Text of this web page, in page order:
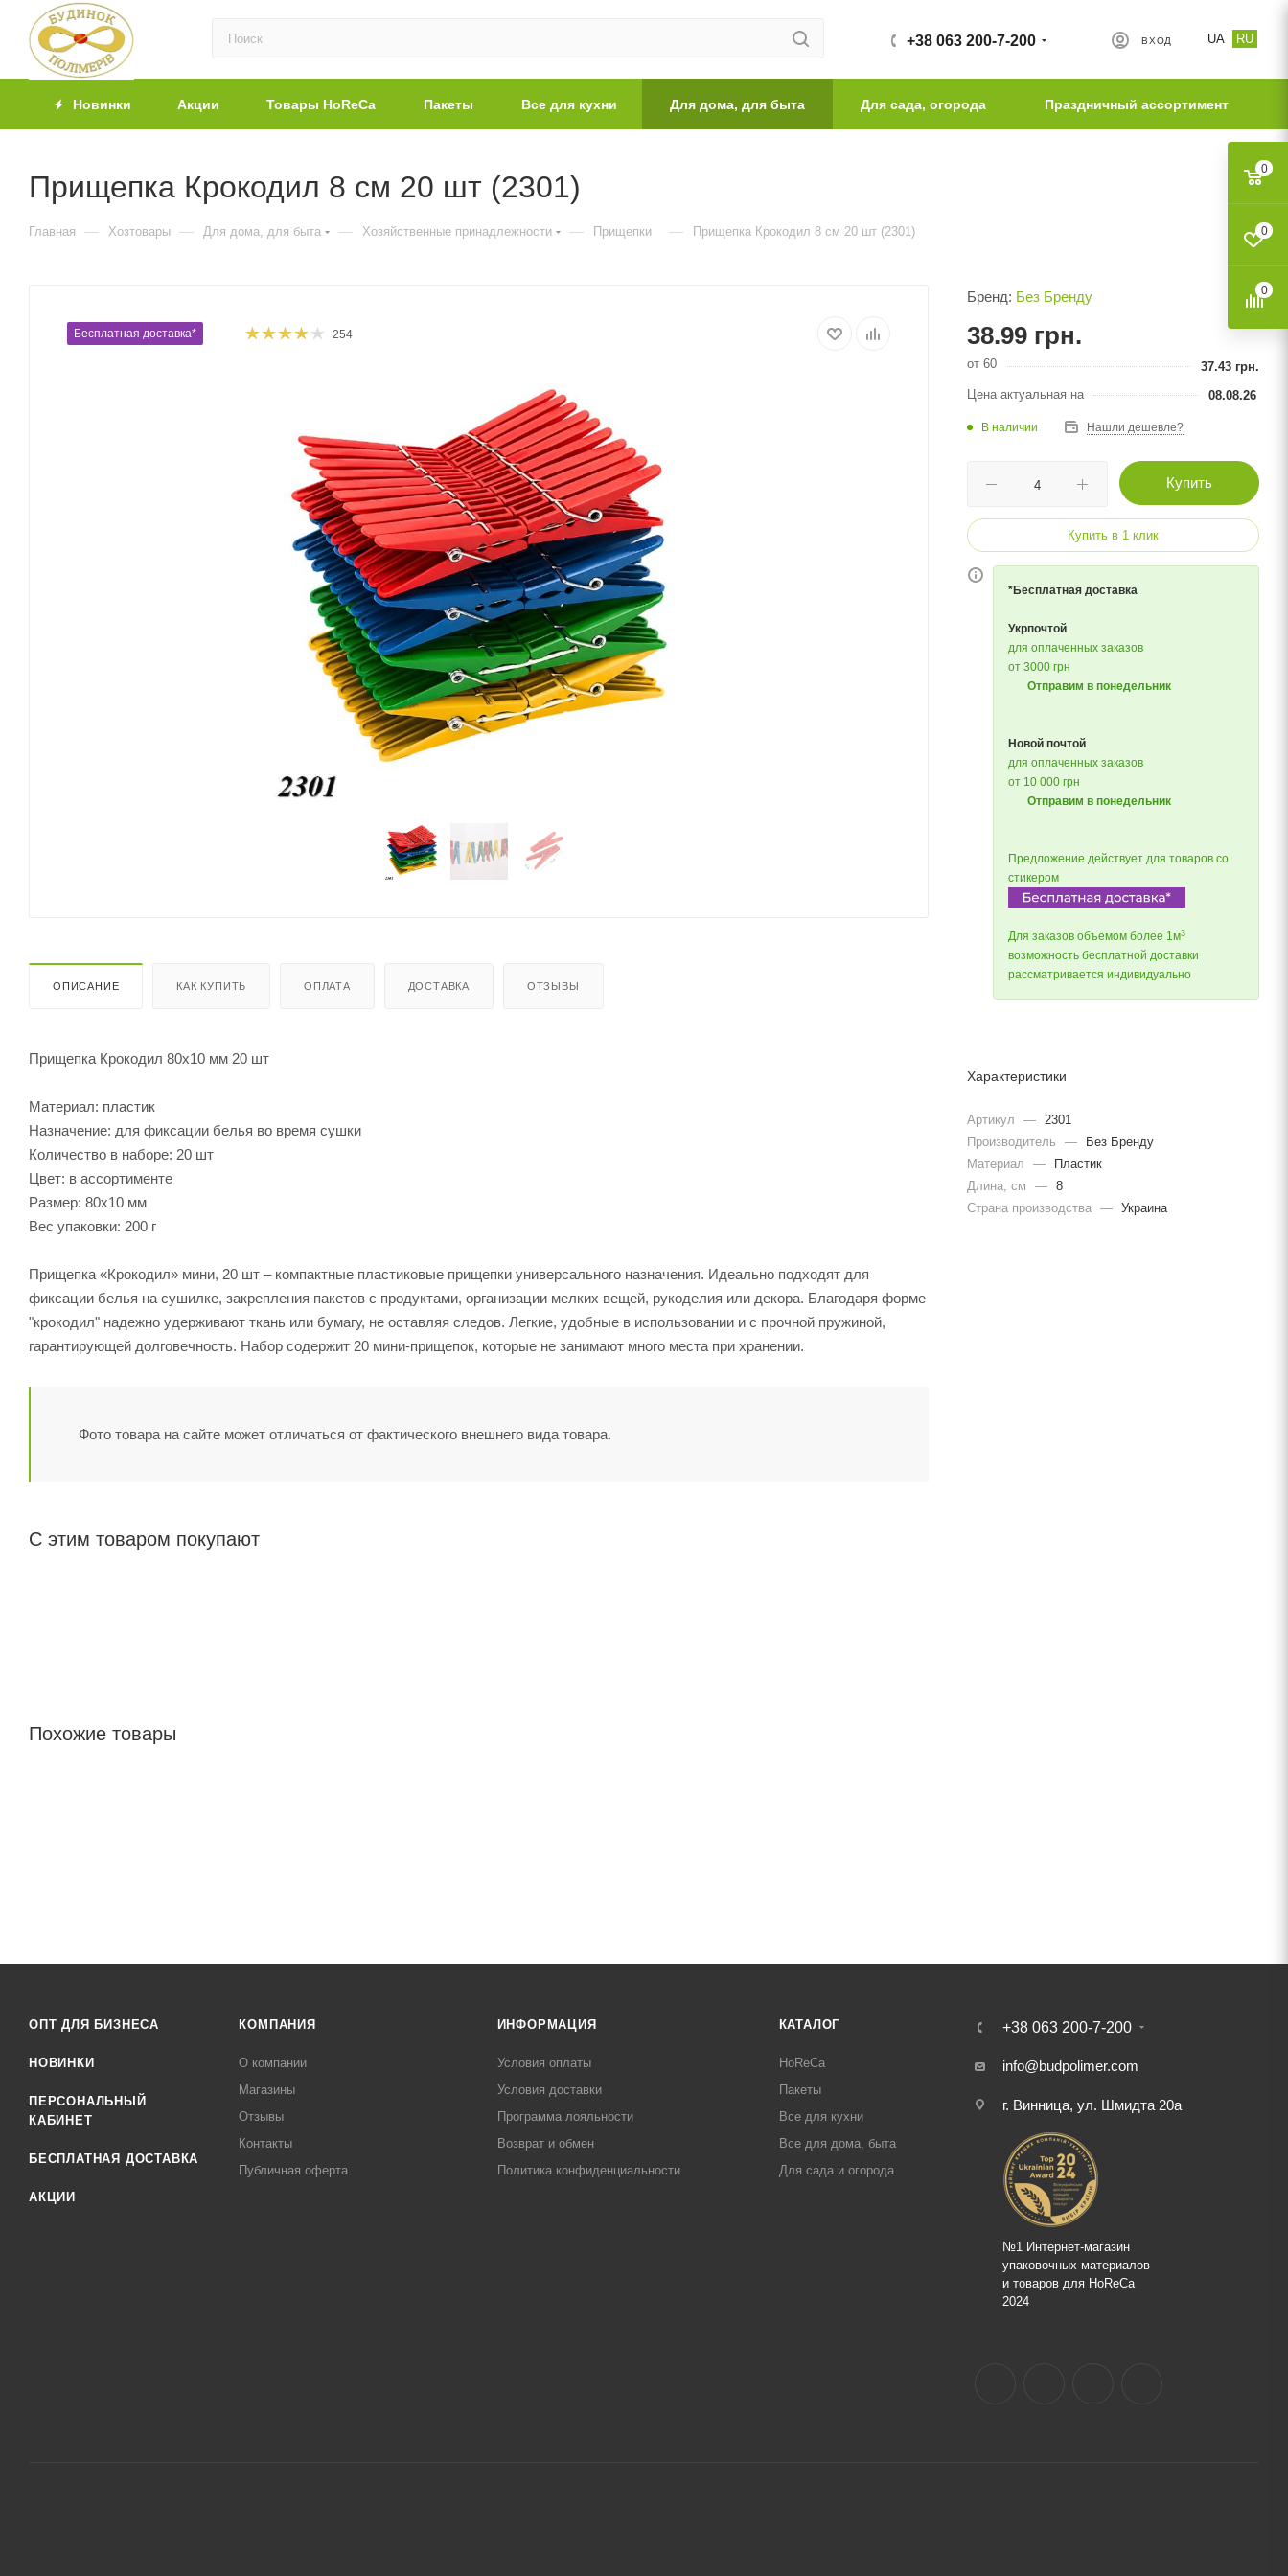
UA RU
ВХОД
+38 063 200-7-200
Новинки Акции Товары HoReCa Пакеты Все для кухни Для дома, для быта Для сада, огорода Праздничный ассортимент
Прищепка Крокодил 8 см 20 шт (2301)
Главная — Хозтовары — Для дома, для быта — Хозяйственные принадлежности — Прищепки — Прищепка Крокодил 8 см 20 шт (2301)
Бесплатная доставка* 254
ОПИСАНИЕ КАК КУПИТЬ ОПЛАТА ДОСТАВКА ОТЗЫВЫ
Прищепка Крокодил 80х10 мм 20 шт
Материал: пластик
Назначение: для фиксации белья во время сушки
Количество в наборе: 20 шт
Цвет: в ассортименте
Размер: 80х10 мм
Вес упаковки: 200 г
Прищепка «Крокодил» мини, 20 шт – компактные пластиковые прищепки универсального назначения. Идеально подходят для
фиксации белья на сушилке, закрепления пакетов с продуктами, организации мелких вещей, рукоделия или декора. Благодаря форме
"крокодил" надежно удерживают ткань или бумагу, не оставляя следов. Легкие, удобные в использовании и с прочной пружиной,
гарантирующей долговечность. Набор содержит 20 мини-прищепок, которые не занимают много места при хранении.
Фото товара на сайте может отличаться от фактического внешнего вида товара.
С этим товаром покупают
Похожие товары
Бренд: Без Бренду
38.99 грн.
от 60 37.43 грн.
Цена актуальная на
08.08.26
В наличии Нашли дешевле?
Купить
Купить в 1 клик
*Бесплатная доставка
Укрпочтой
для оплаченных заказов
от 3000 грн
Отправим в понедельник
Новой почтой
для оплаченных заказов
от 10 000 грн
Отправим в понедельник
Предложение действует для товаров со
стикером
Для заказов объемом более 1м3
возможность бесплатной доставки
рассматривается индивидуально
Характеристики
Артикул —
2301
Производитель
—
Без Бренду
Материал
—
Пластик
Длина, cм
— 8
Страна производства — Украина
ОПТ ДЛЯ БИЗНЕСА
НОВИНКИ
ПЕРСОНАЛЬНЫЙ
КАБИНЕТ
БЕСПЛАТНАЯ ДОСТАВКА
АКЦИИ
КОМПАНИЯ
О компании
Магазины
Отзывы
Контакты
Публичная оферта
ИНФОРМАЦИЯ
Условия оплаты
Условия доставки
Программа лояльности
Возврат и обмен
Политика конфиденциальности
КАТАЛОГ
HoReCa
Пакеты
Все для кухни
Все для дома, быта
Для сада и огорода
+38 063 200-7-200
info@budpolimer.com
г. Винница, ул. Шмидта 20а
№1 Интернет-магазин
упаковочных материалов
и товаров для HoReCa
2024
0
0
0